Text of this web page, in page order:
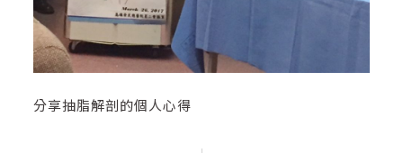
分享抽脂解剖的個人心得